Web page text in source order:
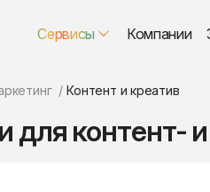
Сервисы Компании
Контент и креатив
для контент-